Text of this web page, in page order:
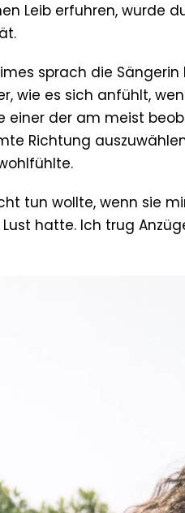
Leib erfuhren, wurde
sprach die
wie es sich anfühlt,
einer der am meist
Richtung
tun wollte, wenn sie
hatte. Ich trug